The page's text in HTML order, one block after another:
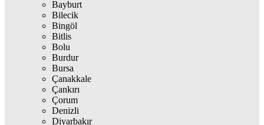
Bayburt
Bilecik
Bingöl
Bitlis
Bolu
Burdur
Bursa
Çanakkale
Çankırı
Çorum
Denizli
Diyarbakır